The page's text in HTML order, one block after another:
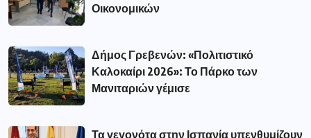
Οικονομικών
Δήμος Γρεβενών: «Πολιτιστικό
Καλοκαίρι 2026»: Το Πάρκο των
Μανιταριών γέμισε
Τα γεγονότα στην Ισπανία υπενθυμίζουν